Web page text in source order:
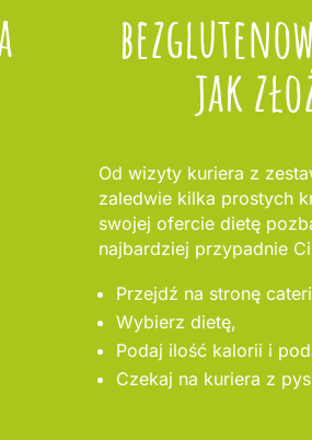
jak
Od wizyty kuriera z
zaledwie kilka prostych
swojej ofercie dietę
najbardziej przypadnie
Przejdź na stronę
Wybierz dietę,
Podaj ilość kalorii i
Czekaj na kuriera z